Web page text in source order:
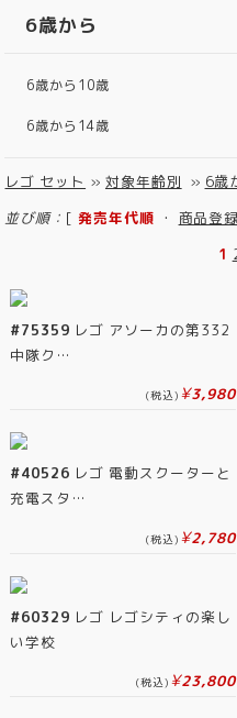
6歳から
6歳から10歳
6歳から14歳
レゴ セット » 対象年齢別 » 6歳
並び順： [発売年代順 ・ 商品登
1
#75359 レゴ アソーカの第332
中隊ク…
(税込) ¥3,980
#40526 レゴ 電動スクーターと
充電スタ…
(税込) ¥2,780
#60329 レゴ レゴシティの楽し
い学校
(税込) ¥23,800